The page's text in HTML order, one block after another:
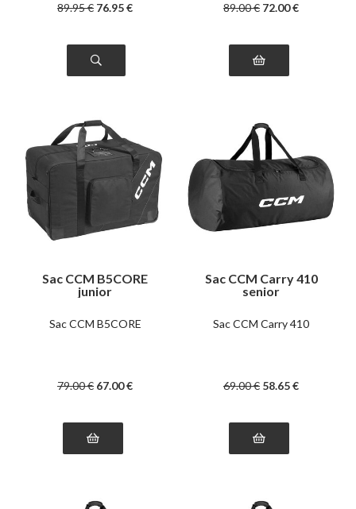
89.95€ 76.95€ 89.00€ 72.00€
Sac CCM B5CORE
junior
Sac CCM B5CORE
79.00€ 67.00€
Sac CCM Carry 410
senior
Sac CCM Carry 410
69.00€ 58.65€